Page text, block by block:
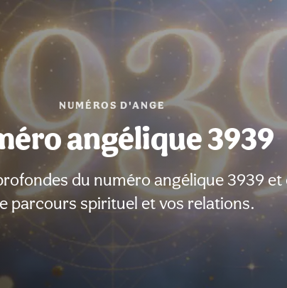
NUMÉROS D'ANGE
angélique 3939
du numéro angélique 3939
parcours spirituel et vos relations.